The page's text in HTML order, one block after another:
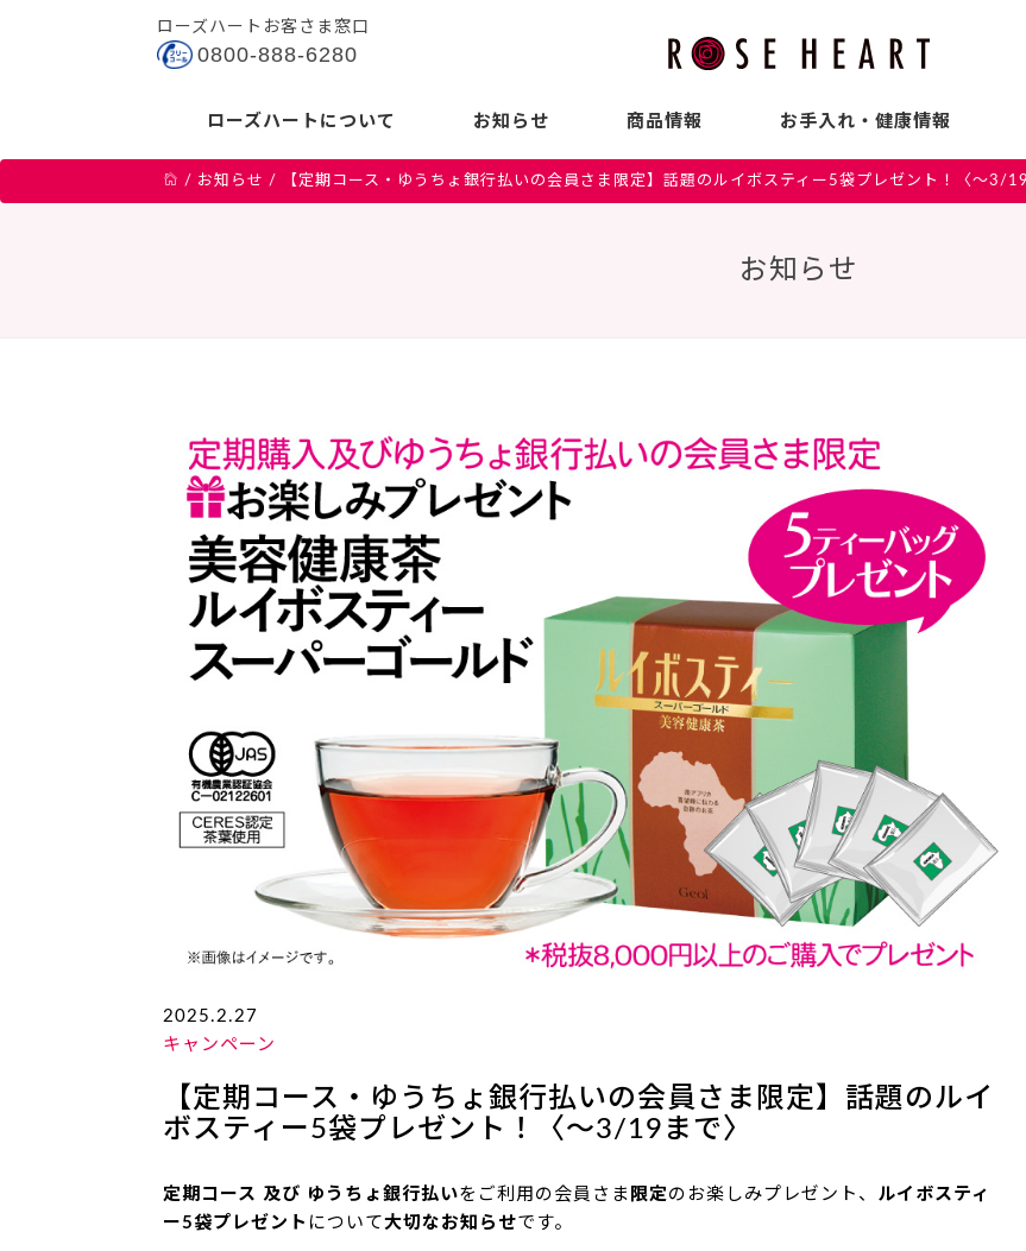
ローズハートについて お知らせ 商品情報 お手入れ・健康情報
ローズハートお客さま窓口
0800-888-6280
/ お知らせ / 【定期コース・ゆうちょ銀行払いの会員さま限定】話題のルイボスティー5袋プレゼント！〈～3/19
お知らせ
2025.2.27
キャンペーン
【定期コース・ゆうちょ銀行払いの会員さま限定】話題のルイ
ボスティー5袋プレゼント！〈～3/19まで〉
定期コース 及び ゆうちょ銀行払いをご利用の会員さま 限定のお楽しみプレゼント、 ルイボスティ
ー5袋プレゼント について 大切なお知らせです。